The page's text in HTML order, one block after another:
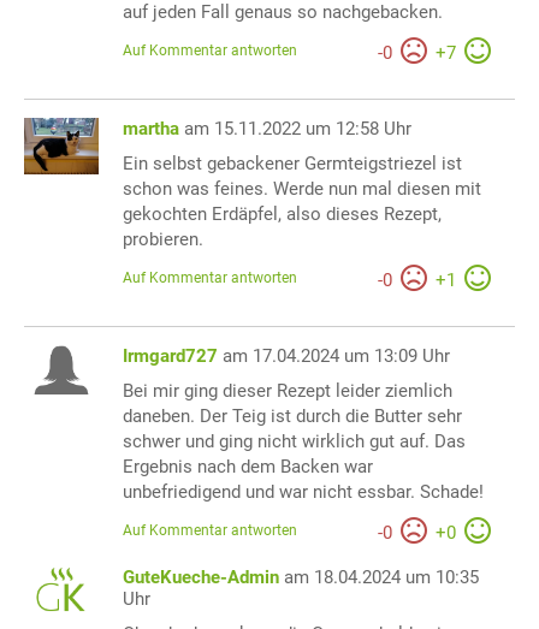
auf jeden Fall genaus so nachgebacken.
-0 +7
Auf Kommentar antworten
martha am 15.11.2022 um 12:58 Uhr
Ein selbst gebackener Germteigstriezel ist
schon was feines. Werde nun mal diesen mit
gekochten Erdäpfel, also dieses Rezept,
probieren.
-0 +1
Auf Kommentar antworten
Irmgard727 am 17.04.2024 um 13:09 Uhr
Bei mir ging dieser Rezept leider ziemlich
daneben. Der Teig ist durch die Butter sehr
schwer und ging nicht wirklich gut auf. Das
Ergebnis nach dem Backen war
unbefriedigend und war nicht essbar. Schade!
-0 +0
Auf Kommentar antworten
GuteKueche-Admin am 18.04.2024 um 10:35
Uhr